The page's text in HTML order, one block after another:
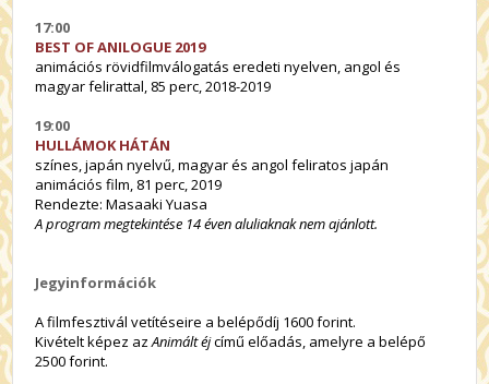
17:00
BEST OF ANILOGUE 2019
animációs rövidfilmválogatás eredeti nyelven, angol és
magyar felirattal, 85 perc, 2018-2019
19:00
HULLÁMOK HÁTÁN
színes, japán nyelvű, magyar és angol feliratos japán
animációs film, 81 perc, 2019
Rendezte: Masaaki Yuasa
A program megtekintése 14 éven aluliaknak nem ajánlott.
Jegyinformációk
A filmfesztivál vetítéseire a belépődíj 1600 forint.
Kivételt képez azAnimált éjcímű előadás, amelyre a belépő
2500 forint.